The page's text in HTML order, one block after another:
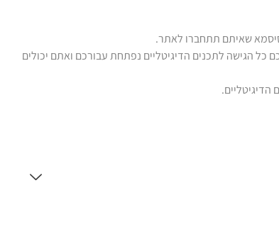
שאיתם תתחברו לאתר.
הגישה לתכנים הדיגיטליים נפתחת עבורכם ואתם יכולים
הדיגיטליים.